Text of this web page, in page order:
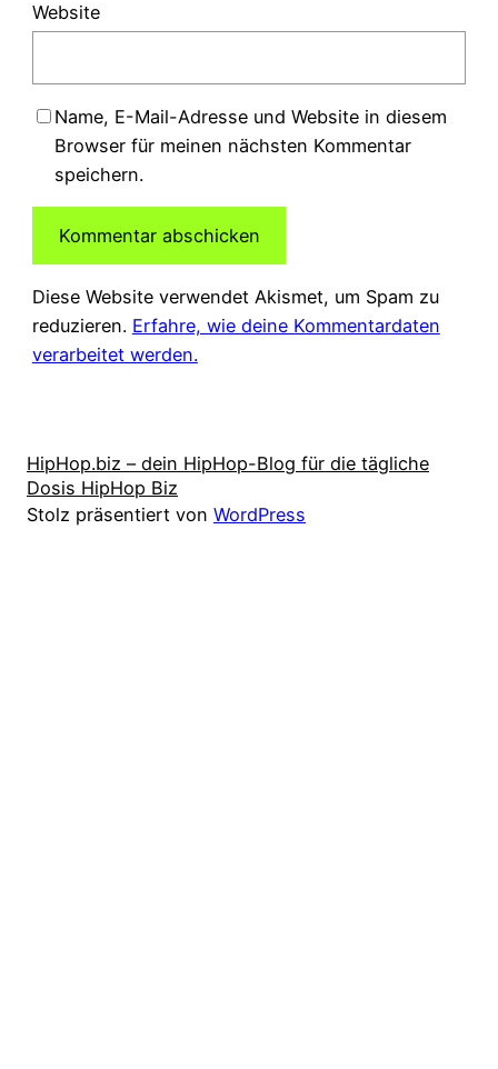
Website
Name, E-Mail-Adresse und Website in diesem
Browser für meinen nächsten Kommentar
speichern.
Diese Website verwendet Akismet, um Spam zu
reduzieren. Erfahre, wie deine Kommentardaten
verarbeitet werden.
HipHop.biz – dein HipHop-Blog für die tägliche
Dosis HipHop Biz
Stolz präsentiert von WordPress